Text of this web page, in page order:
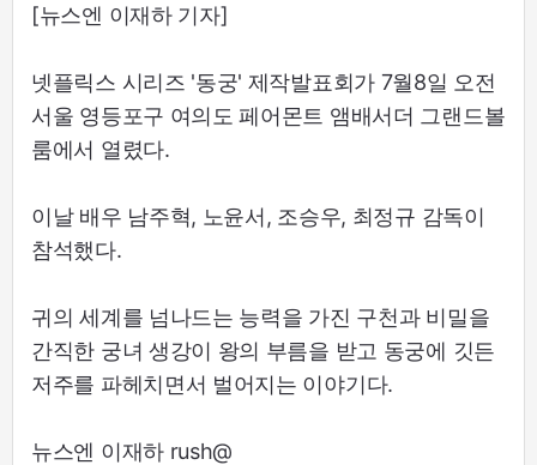
[뉴스엔 이재하 기자]
넷플릭스 시리즈 '동궁' 제작발표회가 7월8일 오전
서울 영등포구 여의도 페어몬트 앰배서더 그랜드볼
룸에서 열렸다.
이날 배우 남주혁, 노윤서, 조승우, 최정규 감독이
참석했다.
귀의 세계를 넘나드는 능력을 가진 구천과 비밀을
간직한 궁녀 생강이 왕의 부름을 받고 동궁에 깃든
저주를 파헤치면서 벌어지는 이야기다.
뉴스엔 이재하 rush@